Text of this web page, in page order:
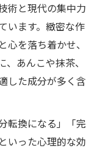
術と現代の集中力
います。緻密な作
を落ち着かせ、
あんこや抹茶、
した成分が多く含
転換になる」「完
いった心理的な効